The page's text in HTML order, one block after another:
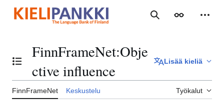
sisältöön
Haku Ulkoasu
Vaihda sisällysluettelo
FinnFrameNet:Obje
ctive influence
Lisää kieliä
FinnFrameNet Keskustelu Työkalut